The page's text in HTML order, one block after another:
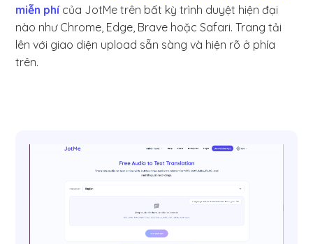
miễn phícủa JotMe trên bất kỳ trình duyệt hiện đại
nào như Chrome, Edge, Brave hoặc Safari. Trang tải
lên với giao diện upload sẵn sàng và hiện rõ ở phía
trên.